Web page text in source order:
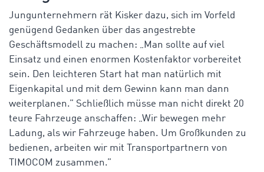
Jungunternehmern rät Kisker dazu, sich im Vorfeld
genügend Gedanken über das angestrebte
Geschäftsmodell zu machen: „Man sollte auf viel
Einsatz und einen enormen Kostenfaktor vorbereitet
sein. Den leichteren Start hat man natürlich mit
Eigenkapital und mit dem Gewinn kann man dann
weiterplanen.” Schließlich müsse man nicht direkt 20
teure Fahrzeuge anschaffen: „Wir bewegen mehr
Ladung, als wir Fahrzeuge haben. Um Großkunden zu
bedienen, arbeiten wir mit Transportpartnern von
TIMOCOM zusammen.”